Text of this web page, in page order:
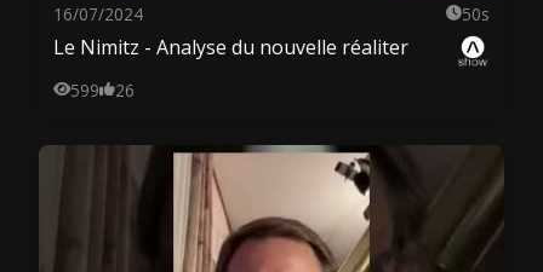
16/07/2024 50s
Le Nimitz - Analyse du nouvelle réaliter
599 26